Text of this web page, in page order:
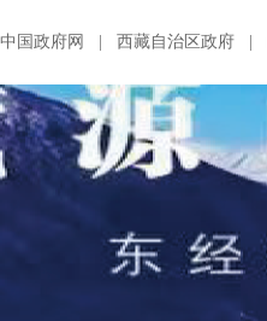
中国政府网 西藏自治区政府